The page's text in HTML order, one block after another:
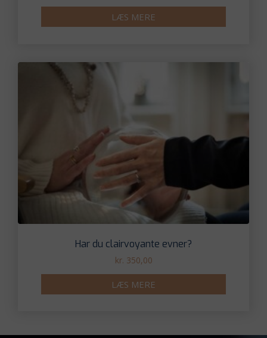
LÆS MERE
Har du clairvoyante evner?
kr. 350,00
LÆS MERE